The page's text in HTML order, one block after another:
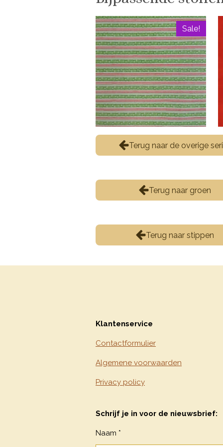
Sale!
Terug naar de overige
Terug naar groen
Terug naar stippen
Klantenservice
Contactformulier
Algemene voorwaarden
Privacy policy
Schrijf je in voor de nieuwsbrief:
Naam *